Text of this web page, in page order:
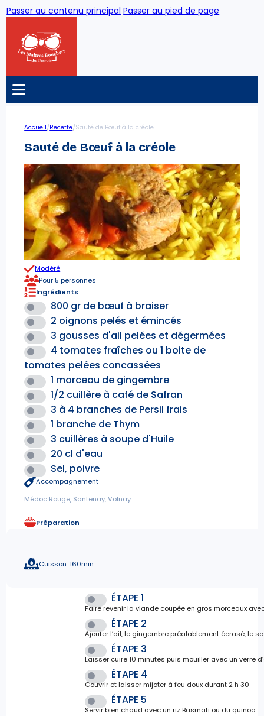
Passer au contenu principal Passer au pied de page
Accueil/Recette/Sauté de Bœuf à la créole
Sauté de Bœuf à la créole
Modéré
Pour 5 personnes
Ingrédients
800 gr de bœuf à braiser
2 oignons pelés et émincés
3 gousses d'ail pelées et dégermées
4 tomates fraîches ou 1 boite de
tomates pelées concassées
1 morceau de gingembre
1/2 cuillère à café de Safran
3 à 4 branches de Persil frais
1 branche de Thym
3 cuillères à soupe d'Huile
20 cl d'eau
Sel, poivre
Accompagnement
Médoc Rouge, Santenay, Volnay
Préparation
Cuisson: 160min
ÉTAPE 1
Faire revenir la viande coupée en gros morceaux
ÉTAPE 2
Ajouter l’ail, le gingembre préalablement écrasé, le
ÉTAPE 3
Laisser cuire 10 minutes puis mouiller avec un verre
ÉTAPE 4
Couvrir et laisser mijoter à feu doux durant 2 h 30
ÉTAPE 5
Servir bien chaud avec un riz Basmati ou du quinoa.